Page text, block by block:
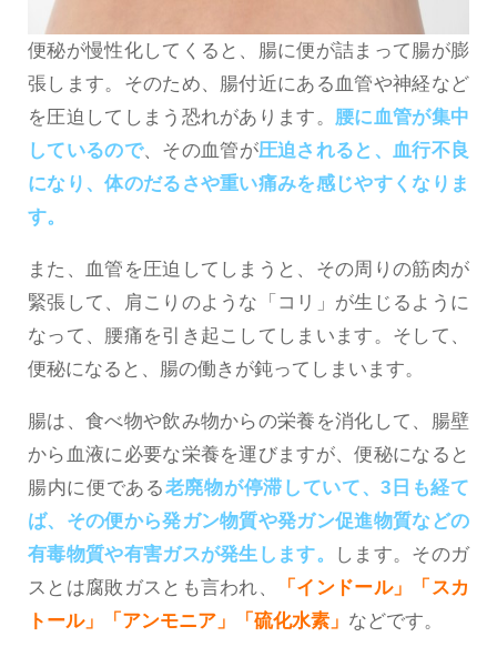
便秘が慢性化してくると、腸に便が詰まって腸が膨
張します。そのため、腸付近にある血管や神経など
を圧迫してしまう恐れがあります。 腰に血管が集中
しているので、その血管が圧迫されると、血行不良
になり、体のだるさや重い痛みを感じやすくなりま
す。
また、血管を圧迫してしまうと、その周りの筋肉が
緊張して、肩こりのような「コリ」が生じるように
なって、腰痛を引き起こしてしまいます。そして、
便秘になると、腸の働きが鈍ってしまいます。
腸は、食べ物や飲み物からの栄養を消化して、腸壁
から血液に必要な栄養を運びますが、便秘になると
腸内に便である老廃物が停滞していて、3日も経て
ば、その便から発ガン物質や発ガン促進物質などの
有毒物質や有害ガスが発生します。
します。そのガ
スとは腐敗ガスとも言われ、
「インドール」「スカ
トール」「アンモニア」「硫化水素」 などです。